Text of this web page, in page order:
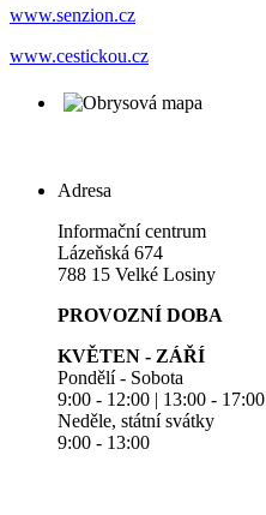
www.senzion.cz
www.cestickou.cz
Adresa
Informační centrum
Lázeňská 674
788 15 Velké Losiny
PROVOZNÍ DOBA
KVĚTEN - ZÁŘÍ
Pondělí - Sobota
9:00 - 12:00 | 13:00 - 17:00
Neděle, státní svátky
9:00 - 13:00